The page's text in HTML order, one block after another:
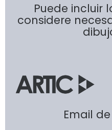
Puede incluir
considere
Email